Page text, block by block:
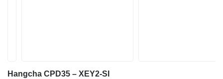
Hangcha CPD35 – XEY2-SI